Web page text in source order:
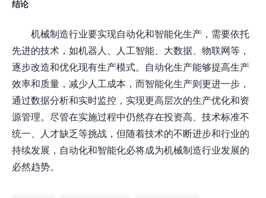
结论
机械制造行业要实现自动化和智能化生产，需要依托
先进的技术，如机器人、人工智能、大数据、物联网等，
逐步改造和优化现有生产模式。自动化生产能够提高生产
效率和质量，减少人工成本，而智能化生产则更进一步，
通过数据分析和实时监控，实现更高层次的生产优化和资
源管理。尽管在实施过程中仍然存在投资高、技术标准不
统一、人才缺乏等挑战，但随着技术的不断进步和行业的
持续发展，自动化和智能化必将成为机械制造行业发展的
必然趋势。